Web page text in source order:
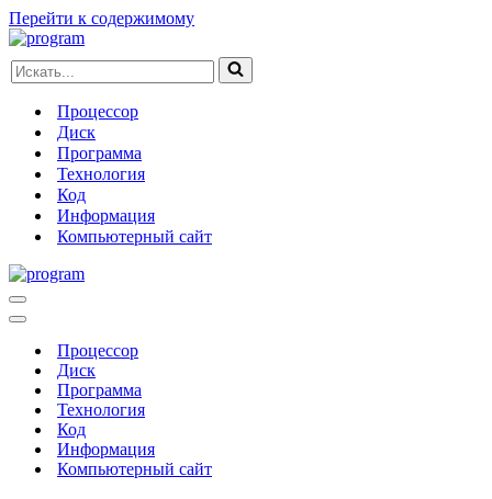
Перейти к содержимому
Искать...
Процессор
Диск
Программа
Технология
Код
Информация
Компьютерный сайт
Меню
навигации
Меню
навигацииПроцессор
Диск
Программа
Технология
Код
Информация
Компьютерный сайт